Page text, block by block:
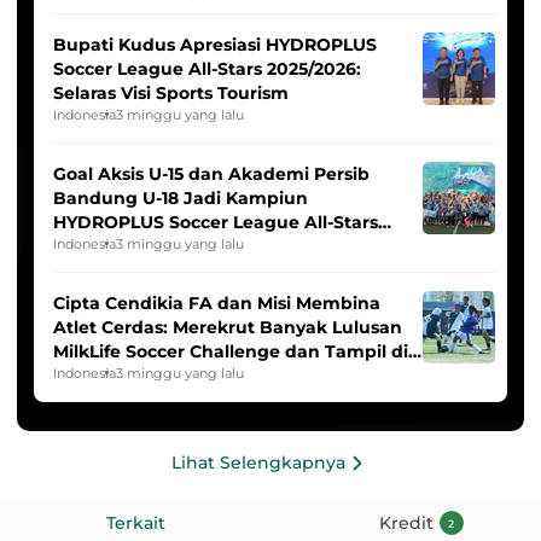
Bupati Kudus Apresiasi HYDROPLUS
Soccer League All-Stars 2025/2026:
Selaras Visi Sports Tourism
Indonesia3 minggu yang lalu
Goal Aksis U-15 dan Akademi Persib
Bandung U-18 Jadi Kampiun
HYDROPLUS Soccer League All-Stars
2025/2026
Indonesia3 minggu yang lalu
Cipta Cendikia FA dan Misi Membina
Atlet Cerdas: Merekrut Banyak Lulusan
MilkLife Soccer Challenge dan Tampil di
HYDROPLUS Soccer League
Indonesia3 minggu yang lalu
Lihat Selengkapnya
Terkait Kredit 2